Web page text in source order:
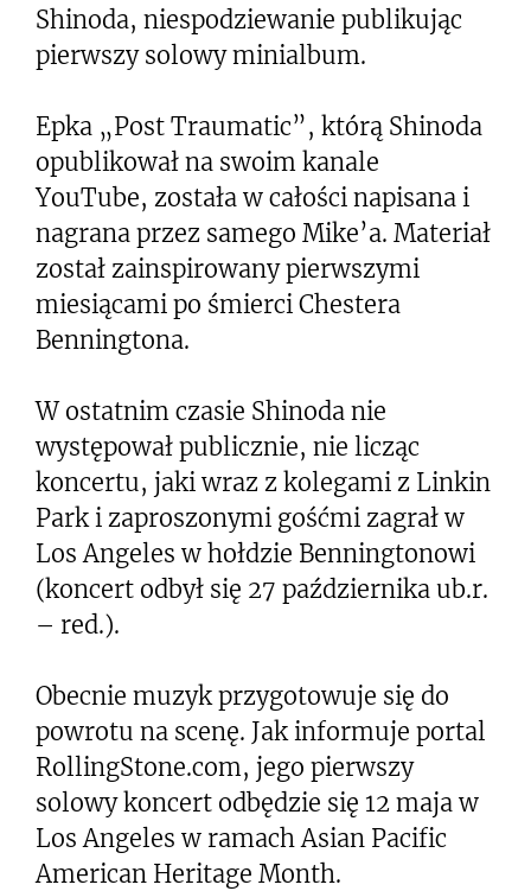
Shinoda, niespodziewanie publikując
pierwszy solowy minialbum.
Epka „Post Traumatic”, którą Shinoda
opublikował na swoim kanale
YouTube, została w całości napisana i
nagrana przez samego Mike’a. Materiał
został zainspirowany pierwszymi
miesiącami po śmierci Chestera
Benningtona.
W ostatnim czasie Shinoda nie
występował publicznie, nie licząc
koncertu, jaki wraz z kolegami z Linkin
Park i zaproszonymi gośćmi zagrał w
Los Angeles w hołdzie Benningtonowi
(koncert odbył się 27 października ub.r.
– red.).
Obecnie muzyk przygotowuje się do
powrotu na scenę. Jak informuje portal
RollingStone.com, jego pierwszy
solowy koncert odbędzie się 12 maja w
Los Angeles w ramach Asian Pacific
American Heritage Month.